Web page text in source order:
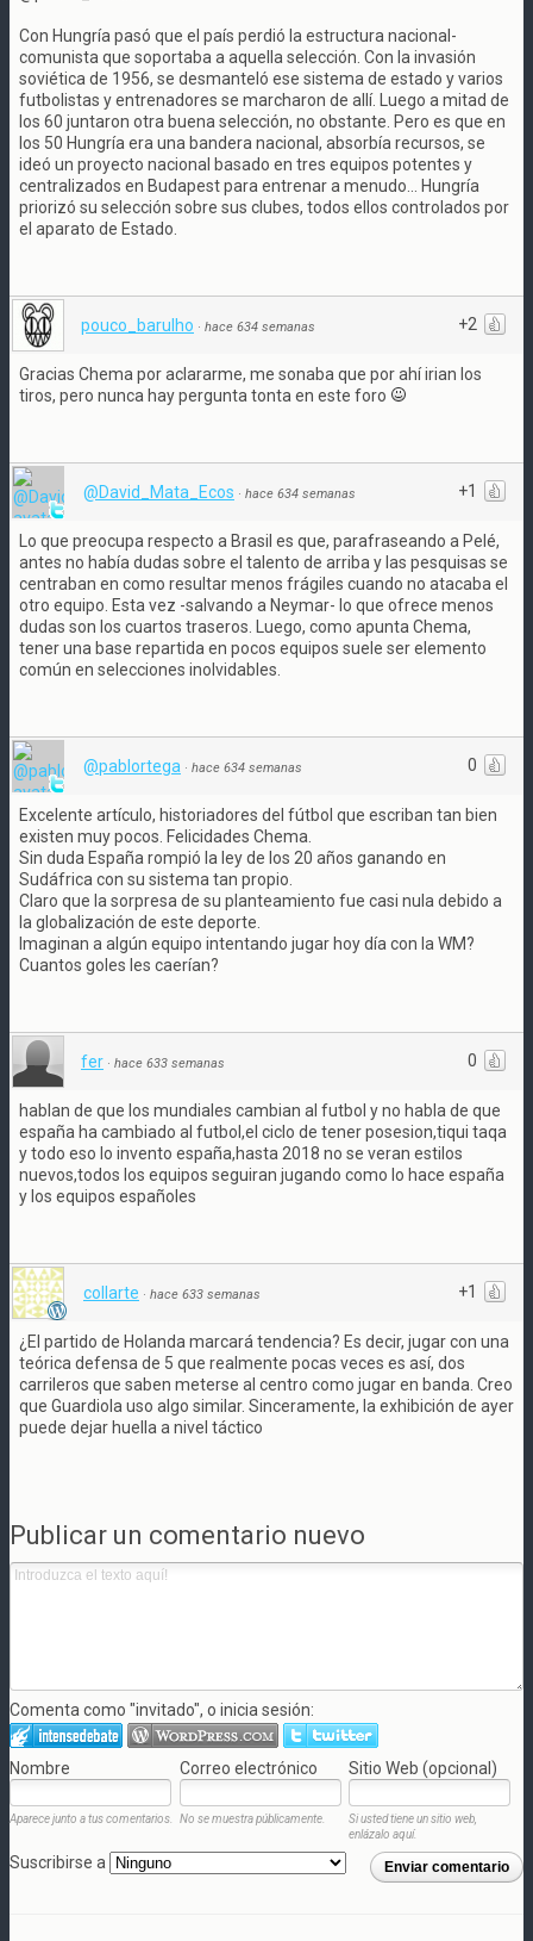
Con Hungría pasó que el país perdió la estructura nacional-
comunista que soportaba a aquella selección. Con la invasión
soviética de 1956, se desmanteló ese sistema de estado y varios
futbolistas y entrenadores se marcharon de allí. Luego a mitad de
los 60 juntaron otra buena selección, no obstante. Pero es que en
los 50 Hungría era una bandera nacional, absorbía recursos, se
ideó un proyecto nacional basado en tres equipos potentes y
centralizados en Budapest para entrenar a menudo... Hungría
priorizó su selección sobre sus clubes, todos ellos controlados por
el aparato de Estado.
+2
pouco_barulho · hace 634 semanas
Gracias Chema por aclararme, me sonaba que por ahí irian los
tiros, pero nunca hay pergunta tonta en este foro
+1
@David_Mata_Ecos · hace 634 semanas
Lo que preocupa respecto a Brasil es que, parafraseando a Pelé,
antes no había dudas sobre el talento de arriba y las pesquisas se
centraban en como resultar menos frágiles cuando no atacaba el
otro equipo. Esta vez -salvando a Neymar- lo que ofrece menos
dudas son los cuartos traseros. Luego, como apunta Chema,
tener una base repartida en pocos equipos suele ser elemento
común en selecciones inolvidables.
0
@pablortega · hace 634 semanas
Excelente artículo, historiadores del fútbol que escriban tan bien
existen muy pocos. Felicidades Chema.
Sin duda España rompió la ley de los 20 años ganando en
Sudáfrica con su sistema tan propio.
Claro que la sorpresa de su planteamiento fue casi nula debido a
la globalización de este deporte.
Imaginan a algún equipo intentando jugar hoy día con la WM?
Cuantos goles les caerían?
0
fer · hace 633 semanas
hablan de que los mundiales cambian al futbol y no habla de que
españa ha cambiado al futbol,el ciclo de tener posesion,tiqui taqa
y todo eso lo invento españa,hasta 2018 no se veran estilos
nuevos,todos los equipos seguiran jugando como lo hace españa
y los equipos españoles
+1
collarte · hace 633 semanas
¿El partido de Holanda marcará tendencia? Es decir, jugar con una
teórica defensa de 5 que realmente pocas veces es así, dos
carrileros que saben meterse al centro como jugar en banda. Creo
que Guardiola uso algo similar. Sinceramente, la exhibición de ayer
puede dejar huella a nivel táctico
Publicar un comentario nuevo
Comenta como "invitado", o inicia sesión:
Nombre Correo electrónico Sitio Web (opcional)
Aparece junto a tus comentarios. No se muestra públicamente.
Si usted tiene un sitio web,
enlázalo aquí.
Enviar comentario
Suscribirse a